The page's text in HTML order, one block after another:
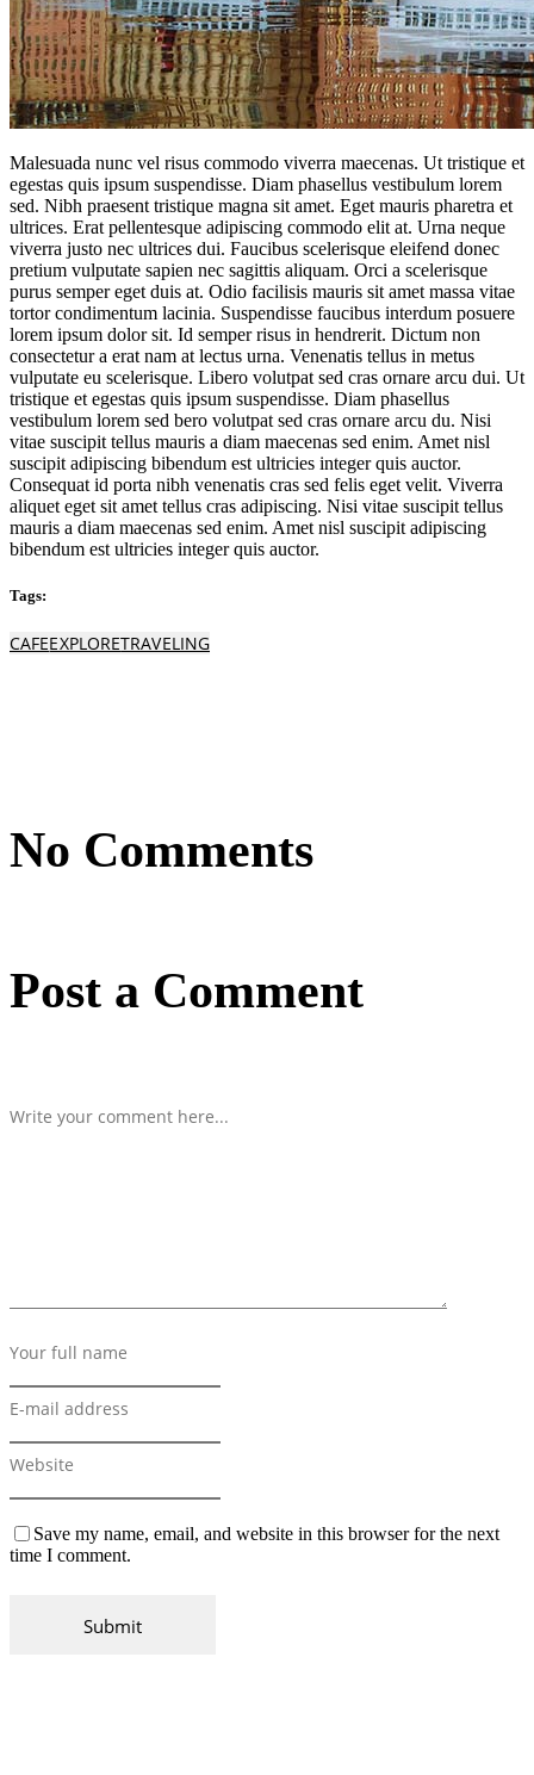
Malesuada nunc vel risus commodo viverra maecenas. Ut tristique et
egestas quis ipsum suspendisse. Diam phasellus vestibulum lorem
sed. Nibh praesent tristique magna sit amet. Eget mauris pharetra et
ultrices. Erat pellentesque adipiscing commodo elit at. Urna neque
viverra justo nec ultrices dui. Faucibus scelerisque eleifend donec
pretium vulputate sapien nec sagittis aliquam. Orci a scelerisque
purus semper eget duis at. Odio facilisis mauris sit amet massa vitae
tortor condimentum lacinia. Suspendisse faucibus interdum posuere
lorem ipsum dolor sit. Id semper risus in hendrerit. Dictum non
consectetur a erat nam at lectus urna. Venenatis tellus in metus
vulputate eu scelerisque. Libero volutpat sed cras ornare arcu dui. Ut
tristique et egestas quis ipsum suspendisse. Diam phasellus
vestibulum lorem sed bero volutpat sed cras ornare arcu du. Nisi
vitae suscipit tellus mauris a diam maecenas sed enim. Amet nisl
suscipit adipiscing bibendum est ultricies integer quis auctor.
Consequat id porta nibh venenatis cras sed felis eget velit. Viverra
aliquet eget sit amet tellus cras adipiscing. Nisi vitae suscipit tellus
mauris a diam maecenas sed enim. Amet nisl suscipit adipiscing
bibendum est ultricies integer quis auctor.
Tags:
CAFEEXPLORETRAVELING
No Comments
Post a Comment
Save my name, email, and website in this browser for the next
time I comment.